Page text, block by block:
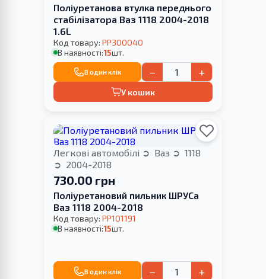
Поліуретанова втулка переднього
стабілізатора Ваз 1118 2004-2018
1.6L
Код товару: PP300040
В наявності:15шт.
В один клік − +
У кошик
Легкові автомобілі Ваз
1118
2004-2018
730.00 грн
Поліуретановий пильник ШРУСа
Ваз 1118 2004-2018
Код товару: PP101191
В наявності:15шт.
В один клік − +